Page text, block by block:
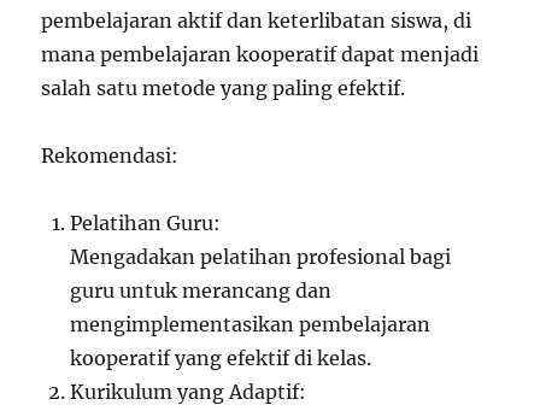
pembelajaran aktif dan keterlibatan siswa, di
mana pembelajaran kooperatif dapat menjadi
salah satu metode yang paling efektif.
Rekomendasi:
Pelatihan Guru:
Mengadakan pelatihan profesional bagi
guru untuk merancang dan
mengimplementasikan pembelajaran
kooperatif yang efektif di kelas.
Kurikulum yang Adaptif: